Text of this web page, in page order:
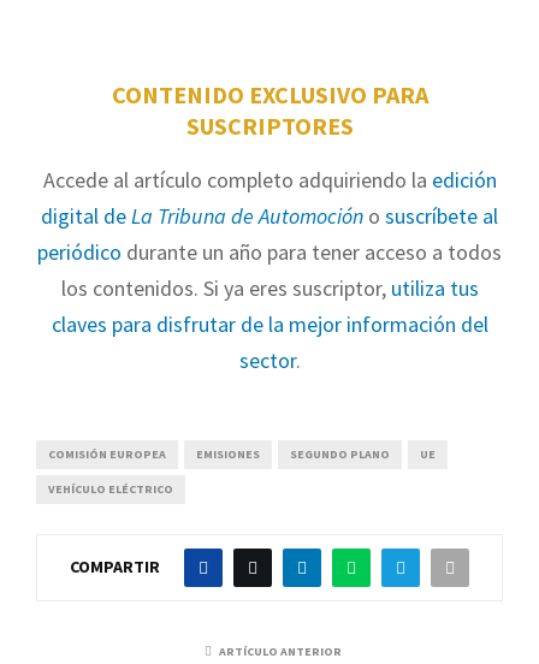
CONTENIDO EXCLUSIVO PARA
SUSCRIPTORES
Accede al artículo completo adquiriendo la edición
digital deLa Tribuna de Automoción o suscríbete al
periódico durante un año para tener acceso a todos
los contenidos. Si ya eres suscriptor, utiliza tus
claves para disfrutar de la mejor información del
sector.
COMISIÓN EUROPEA EMISIONES SEGUNDO PLANO UE
VEHÍCULO ELÉCTRICO
COMPARTIR
ARTÍCULO ANTERIOR